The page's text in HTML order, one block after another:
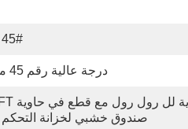
45# فولاذ
درجة عالية رقم 45 مزورة
صندوق خشبي لخزانة التحكم PLC